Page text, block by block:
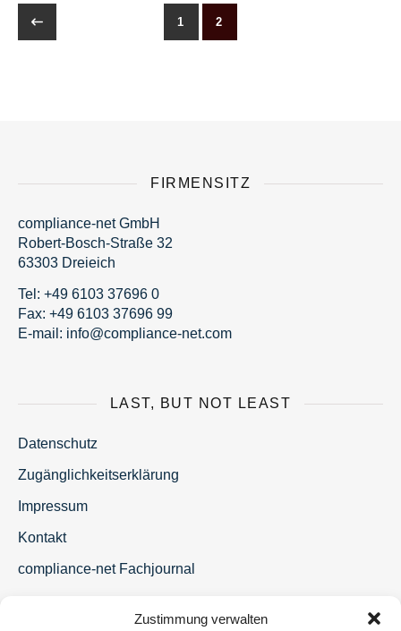
Zustimmung verwalten
1 2
FIRMENSITZ
compliance-net GmbH
Robert-Bosch-Straße 32
63303 Dreieich
Tel: +49 6103 37696 0
Fax: +49 6103 37696 99
E-mail:
moc.t
en-ec
nailp
moc@o
fni
LAST, BUT NOT LEAST
Datenschutz
Zugänglichkeitserklärung
Impressum
Kontakt
compliance-net Fachjournal